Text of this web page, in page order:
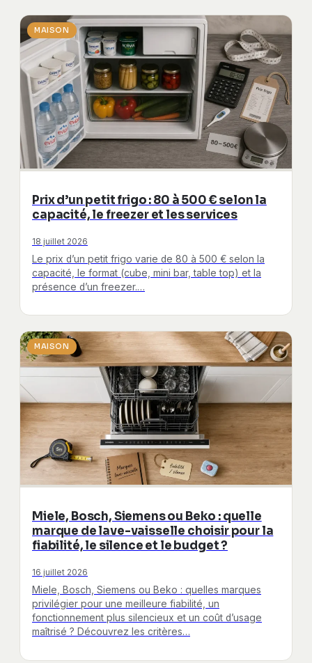
MAISON
Prix d’un petit frigo : 80 à 500 € selon la
capacité, le freezer et les services
18 juillet 2026
Le prix d’un petit frigo varie de 80 à 500 € selon la
capacité, le format (cube, mini bar, table top) et la
présence d’un freezer.…
MAISON
Miele, Bosch, Siemens ou Beko : quelle
marque de lave-vaisselle choisir pour la
fiabilité, le silence et le budget ?
16 juillet 2026
Miele, Bosch, Siemens ou Beko : quelles marques
privilégier pour une meilleure fiabilité, un
fonctionnement plus silencieux et un coût d’usage
maîtrisé ? Découvrez les critères…